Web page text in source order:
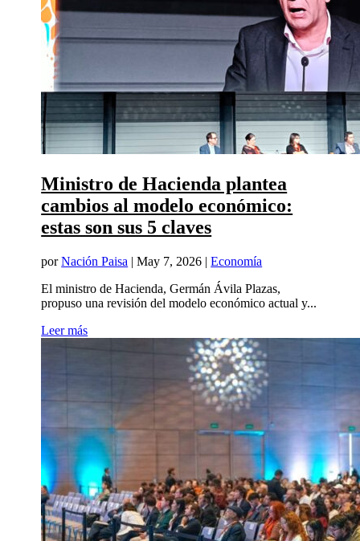
Ministro de Hacienda plantea
cambios al modelo económico:
estas son sus 5 claves
porNación Paisa |May 7, 2026 |Economía
El ministro de Hacienda, Germán Ávila Plazas,
propuso una revisión del modelo económico actual y...
Leer más